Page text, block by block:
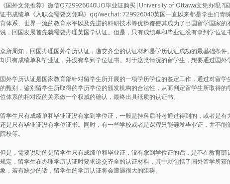
《国外文凭推荐》微信Q729926040UO毕业证购买|University of Ottawa文凭办理,?
证书成绩单《入职会需要文凭吗》qq/wechat: 729926040英国一直以来都是学生们青
育体系、世界一流的教育水平以及先进的科研技术等优势都使其成为了出国留学国家
说，回国发展首先就需要办理英国学认证。但是，只有成绩单和毕业证没有拿到学位证
众所周知，回国办理国外学历认证，递交齐全的认证材料是学历认证成功的最基础条件
却只有成绩单和毕业证，并没有拿到学位证书。对于这类情况的留学生，想要通过国外
国外学历认证是国家教育部针对留学生所开展的一项学历学位的鉴定工作，通过对留
的甄别，鉴别留学生所取得的学历学位的颁发机构的合法性，从而判定留学生所取得
位体系的相对应的关系做一个权威的确认，最终出具纸质的认证书。
留学生只有成绩单和毕业证没有拿到学位证，一般是挂科后补考通过得到的，或者是
还是只有毕业证没有学位证书。同时，有一些学校或者是课程只能颁发毕业证，并不
院校等。
但是，需要说明的是留学生只有成绩单和毕业证，没有拿到学位证的话，是不在教育
规定，留学生在办理学历认证时要求递交齐全的认证材料，其中就包括了国外留学所
象，若有缺少的话，留学生的学历认证将会遭遇很大的阻碍。